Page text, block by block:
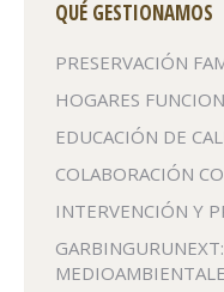
QUÉ GESTIONAMOS
PRESERVACIÓN
HOGARES
EDUCACIÓN DE
COLABORACIÓN
INTERVENCIÓN Y